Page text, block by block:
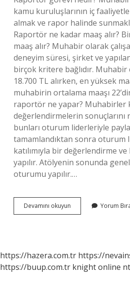
kamu kuruluşlarının iç
almak ve rapor halinde
Raportör ne kadar maaş alır?
maaş alır? Muhabir olarak
deneyim süresi, şirket ve
birçok kritere bağlıdır. Muhabir
18.700 TL alırken, en yüksek
muhabirin ortalama maaşı
raportör ne yapar? Muhabirler
değerlendirmelerin sonuçlarını
bunları oturum liderleriyle
tamamlandıktan sonra oturum
katılımıyla bir değerlendirme
yapılır. Atölyenin sonunda
oturumu yapılır.…
Devamını okuyun Üniversitede
Raportör
Yorum
https://hazera.com.tr https://
https://buup.com.tr knight online